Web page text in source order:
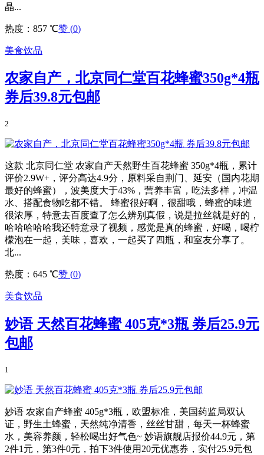
晶...
热度：857 ℃赞 (0)
美食饮品
农家自产，北京同仁堂百花蜂蜜350g*4瓶
券后39.8元包邮
2
这款 北京同仁堂 农家自产天然野生百花蜂蜜 350g*4瓶，累计
评价2.9W+，评分高达4.9分，原料采自荆门、延安（国内花期
最好的蜂蜜），波美度大于43%，营养丰富，吃法多样，冲温
水、搭配食物吃都不错。 蜂蜜很好啊，很甜哦，蜂蜜的味道
很浓厚，特意去百度查了怎么辨别真假，说是拉丝就是好的，
哈哈哈哈哈我还特意录了视频，感觉是真的蜂蜜，好喝，喝柠
檬泡在一起，美味，喜欢，一起买了四瓶，和室友分享了。
北...
热度：645 ℃赞 (0)
美食饮品
妙语 天然百花蜂蜜 405克*3瓶 券后25.9元
包邮
1
妙语 农家自产蜂蜜 405g*3瓶，欧盟标准，美国药监局双认
证，野生土蜂蜜，天然纯净清香，丝丝甘甜，每天一杯蜂蜜
水，美容养颜，轻松喝出好气色~ 妙语旗舰店报价44.9元，第
2件1元，第3件0元，拍下3件使用20元优惠券，实付25.9元包